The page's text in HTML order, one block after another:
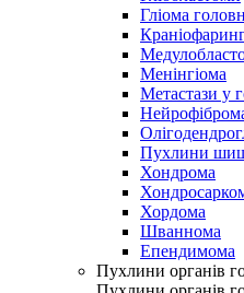
Гліома
Менінгіома
Метастази у
Пухлини
Хондрома
Хордома
Шваннома
Епендимома
Пухлини органів